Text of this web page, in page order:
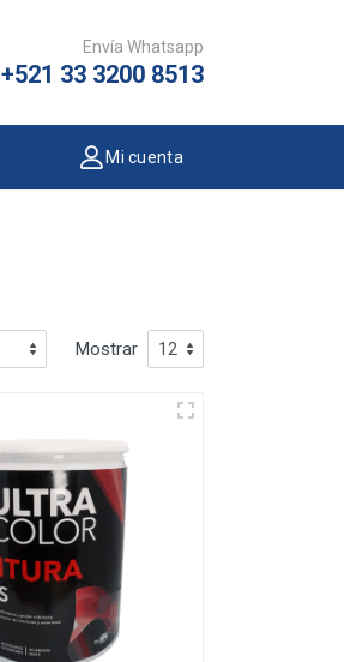
Envía Whatsapp
+521 33 3200 8513
Mi cuenta
Mostrar